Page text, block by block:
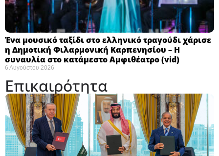
Ένα μουσικό ταξίδι στο ελληνικό τραγούδι χάρισε
η Δημοτική Φιλαρμονική Καρπενησίου – Η
συναυλία στο κατάμεστο Αμφιθέατρο (vid)
6 Αυγούστου 2026
Επικαιρότητα